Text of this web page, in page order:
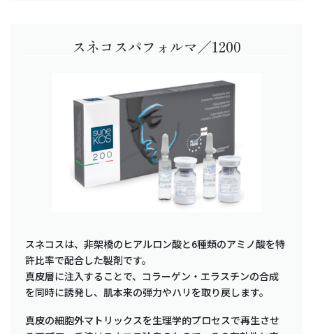
スネコスパフォルマ／1200
スネコスは、非架橋のヒアルロン酸と6種類のアミノ酸を特
許比率で配合した製剤です。
真皮層に注入することで、コラーゲン・エラスチンの合成
を同時に誘発し、肌本来の弾力やハリを取り戻します。
真皮の細胞外マトリックスを生理学的プロセスで再生させ